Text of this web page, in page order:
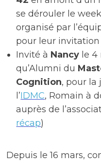
se dérouler le
organisé par
pour leur invitation
Invité à Nancy le
qu’Alumni du
Cognition, pour la
l’IDMC, Romain à
auprès de
récap)
Depuis le 16 mars,